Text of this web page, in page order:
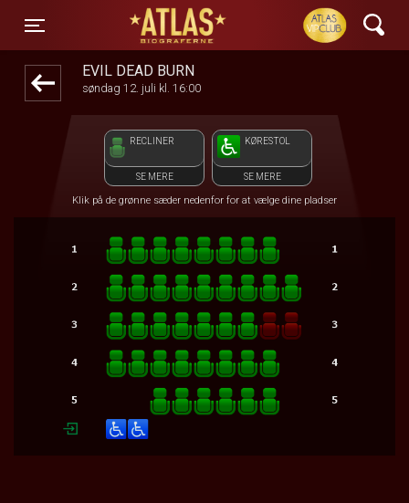
Toggle navigation
ATLAS Biograferne
EVIL DEAD BURN
søndag 12. juli kl. 16:00
RECLINER
SE MERE
KØRESTOL
SE MERE
Klik på de grønne sæder nedenfor for at vælge dine pladser
front03-cc 100921